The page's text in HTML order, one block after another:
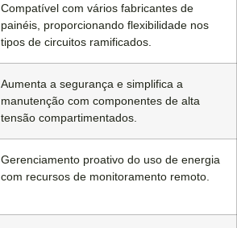
Compatível com vários fabricantes de
painéis, proporcionando flexibilidade nos
tipos de circuitos ramificados.
Aumenta a segurança e simplifica a
manutenção com componentes de alta
tensão compartimentados.
Gerenciamento proativo do uso de energia
com recursos de monitoramento remoto.